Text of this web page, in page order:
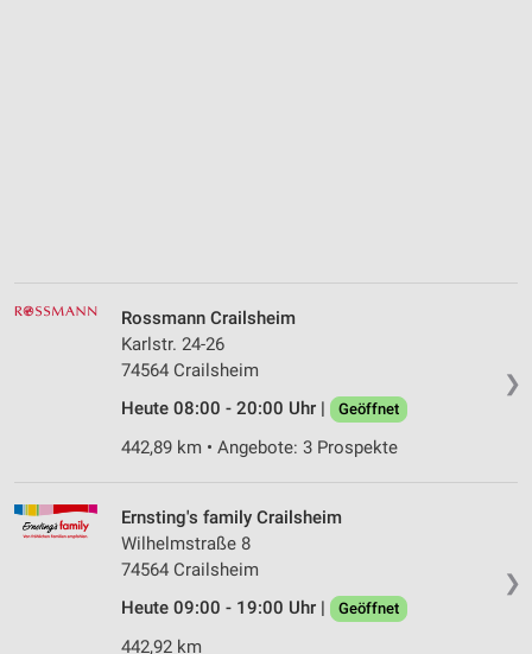
❯
Rossmann Crailsheim
Karlstr. 24-26
74564 Crailsheim
Heute 08:00 - 20:00 Uhr |
Geöffnet
442,89 km • Angebote: 3 Prospekte
❯
Ernsting's family Crailsheim
Wilhelmstraße 8
74564 Crailsheim
Heute 09:00 - 19:00 Uhr |
Geöffnet
442,92 km